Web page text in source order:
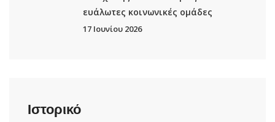
ευάλωτες κοινωνικές ομάδες
17 Ιουνίου 2026
Ιστορικό